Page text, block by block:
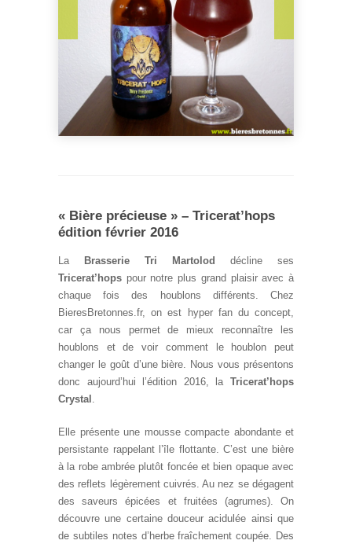
« Bière précieuse » – Tricerat’hops
édition février 2016
La Brasserie Tri Martolod
décline ses
Tricerat’hops pour notre plus grand plaisir avec à
chaque fois des houblons différents. Chez
BieresBretonnes.fr, on est hyper fan du concept,
car ça nous permet de mieux reconnaître les
houblons et de voir comment le houblon peut
changer le goût d’une bière. Nous vous présentons
donc aujourd’hui l’édition 2016, la Tricerat’hops
Crystal .
Elle présente une mousse compacte abondante et
persistante rappelant l’île flottante. C’est une bière
à la robe ambrée plutôt foncée et bien opaque avec
des reflets légèrement cuivrés. Au nez se dégagent
des saveurs épicées et fruitées (agrumes). On
découvre une certaine douceur acidulée ainsi que
de subtiles notes d’herbe fraîchement coupée. Des